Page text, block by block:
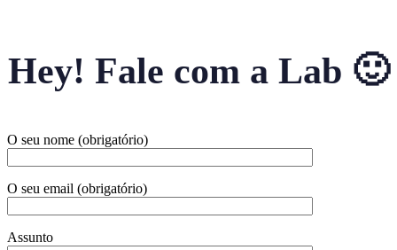
Hey! Fale com a Lab 🙂
O seu nome (obrigatório)
O seu email (obrigatório)
Assunto